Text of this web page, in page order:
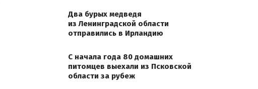
Два бурых медведя
из Ленинградской области
отправились в Ирландию
С начала года 80 домашних
питомцев выехали из Псковской
области за рубеж